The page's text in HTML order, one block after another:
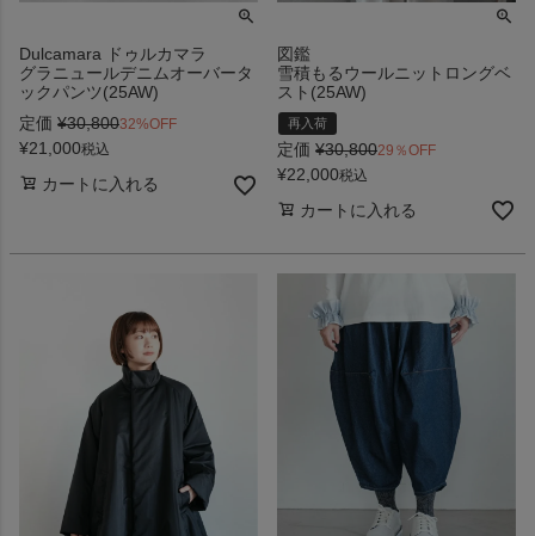
Dulcamara ドゥルカマラ
グラニュールデニムオーバータ
ックパンツ(25AW)
定価 ¥30,80032%OFF
¥21,000税込
カートに入れる
図鑑
雪積もるウールニットロングベ
スト(25AW)
再入荷
定価 ¥30,80029％OFF
¥22,000税込
カートに入れる